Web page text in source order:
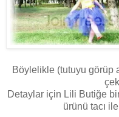
Böylelikle (tutuyu görüp
Detaylar için Lili Butiğe
ürünü tacı